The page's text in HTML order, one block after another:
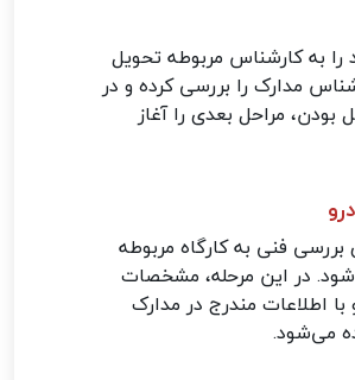
را به کارشناس مربوطه تحویل
مدارک را بررسی کرده و در
مراحل بعدی را آغاز
بررسی فنی به کارگاه مربوطه
در این مرحله، مشخصات
اطلاعات مندرج در مدارک
می‌شود.